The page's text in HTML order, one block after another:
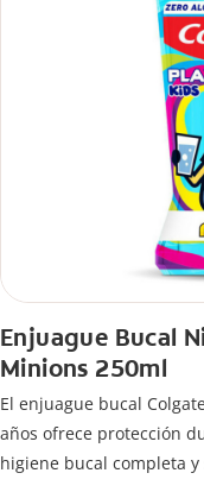
Enjuague Bucal
Minions 250ml
El enjuague bucal
años ofrece protección
higiene bucal completa